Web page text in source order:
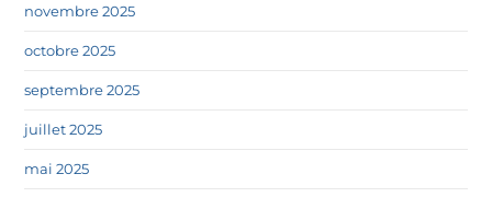
novembre 2025
octobre 2025
septembre 2025
juillet 2025
mai 2025